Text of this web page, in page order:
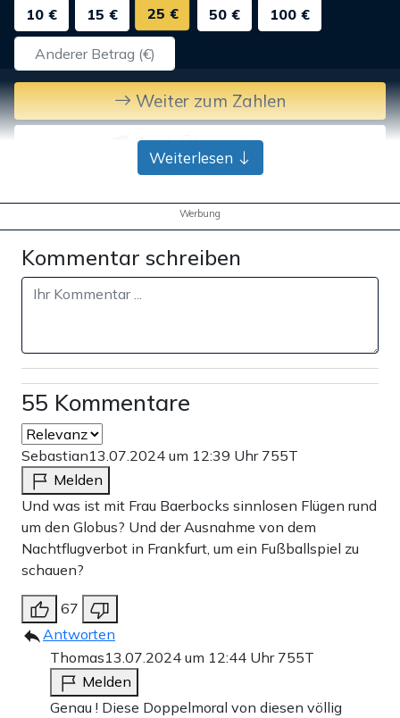
10 € 15 € 25 € 50 € 100 €
Weiter zum Zahlen
Bank-Überweisung
Weiterlesen
Werbung
Kommentar schreiben
55 Kommentare
Sebastian13.07.2024 um 12:39 Uhr 755T
Melden
Und was ist mit Frau Baerbocks sinnlosen Flügen rund
um den Globus? Und der Ausnahme von dem
Nachtflugverbot in Frankfurt, um ein Fußballspiel zu
schauen?
67
Antworten
Thomas13.07.2024 um 12:44 Uhr 755T
Melden
Genau ! Diese Doppelmoral von diesen völlig